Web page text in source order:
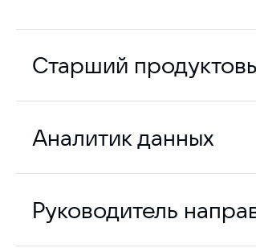
Старший
Аналитик данных
Руководитель